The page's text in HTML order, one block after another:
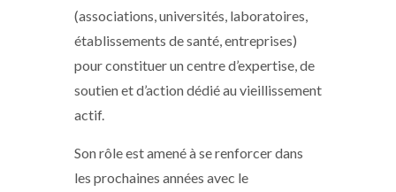
(associations, universités, laboratoires,
établissements de santé, entreprises)
pour constituer un centre d’expertise, de
soutien et d’action dédié au vieillissement
actif.
Son rôle est amené à se renforcer dans
les prochaines années avec le